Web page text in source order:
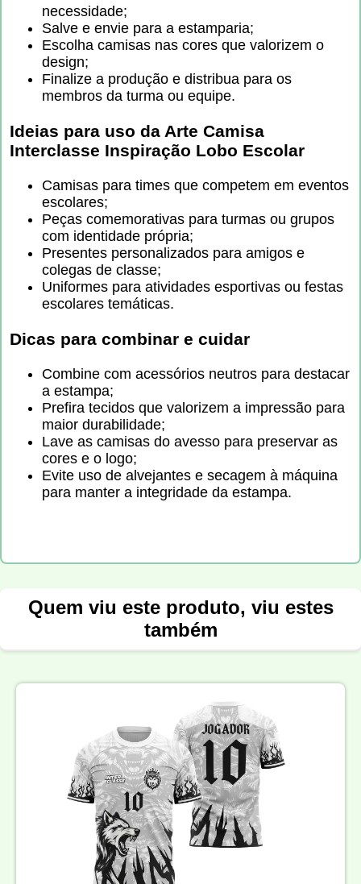
necessidade;
Salve e envie para a estamparia;
Escolha camisas nas cores que valorizem o
design;
Finalize a produção e distribua para os
membros da turma ou equipe.
Ideias para uso da Arte Camisa
Interclasse Inspiração Lobo Escolar
Camisas para times que competem em eventos
escolares;
Peças comemorativas para turmas ou grupos
com identidade própria;
Presentes personalizados para amigos e
colegas de classe;
Uniformes para atividades esportivas ou festas
escolares temáticas.
Dicas para combinar e cuidar
Combine com acessórios neutros para destacar
a estampa;
Prefira tecidos que valorizem a impressão para
maior durabilidade;
Lave as camisas do avesso para preservar as
cores e o logo;
Evite uso de alvejantes e secagem à máquina
para manter a integridade da estampa.
Quem viu este produto, viu estes
também